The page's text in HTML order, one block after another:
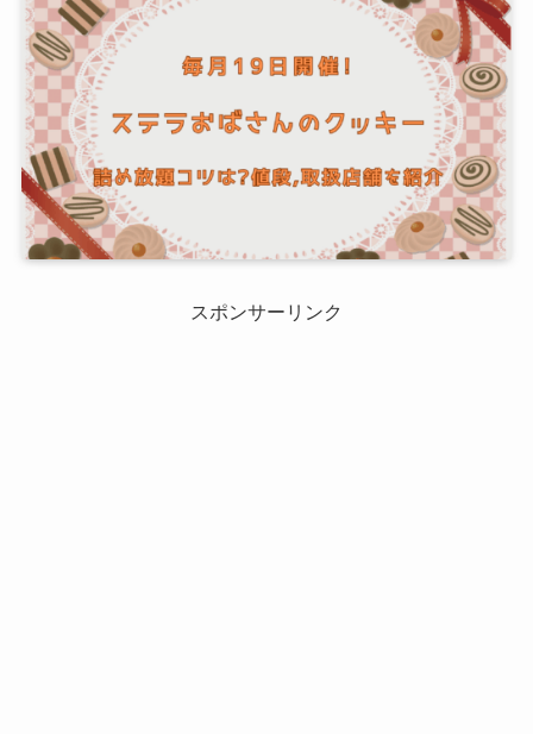
スポンサーリンク